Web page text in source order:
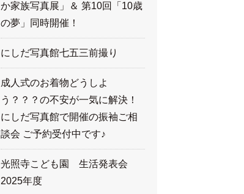
か家族写真展」＆ 第10回「10歳
の夢」同時開催！
にしだ写真館七五三前撮り
成人式のお着物どうしよ
う？？？の不安が一気に解決！
にしだ写真館で開催の振袖ご相
談会 ご予約受付中です♪
光照寺こども園 生活発表会
2025年度